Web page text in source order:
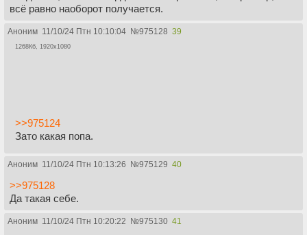
всё равно наоборот получается.
Аноним 11/10/24 Птн 10:10:04 №975128 39
1268Кб, 1920x1080
>>975124
Зато какая попа.
Аноним 11/10/24 Птн 10:13:26 №975129 40
>>975128
Да такая себе.
Аноним 11/10/24 Птн 10:20:22 №975130 41